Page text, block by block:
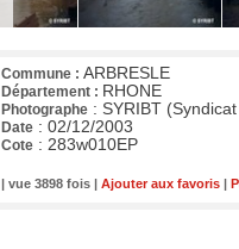
Commune : ARBRESLE
Département : RHONE
Photographe : SYRIBT
Date : 02/12/2003
Cote : 283w010EP
| vue 3898 fois | Ajouter aux favoris